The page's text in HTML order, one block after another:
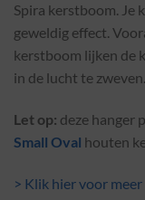
Spira kerstboom. Je
geweldig effect.
kerstboom lijken de
in de lucht te zweven.
Let op: deze hanger
Small Oval houten
> Klik hier voor